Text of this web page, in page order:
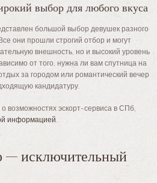
выбор для любого вкуса
большой выбор девушек разного
они прошли строгий отбор и могут
внешность, но и высокий уровень
от того, нужна ли вам спутница на
за городом или романтический вечер
кандидатуру.
возможностях эскорт-сервиса в СПб,
информацией.
— исключительный